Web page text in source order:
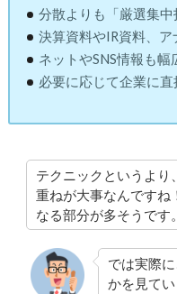
分散よりも「厳選集中
決算資料やIR資料、
ネットやSNS情報も幅
必要に応じて企業に直
テクニックというより
重ねが大事なんですね
なる部分が多そうです。
では実際
かを見て